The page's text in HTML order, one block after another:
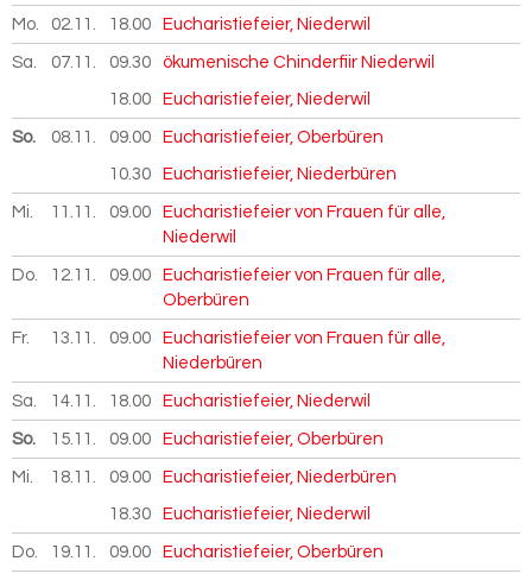
Mo. 02.11. 2026
18.00 Eucharistiefeier, Niederwil
Sa. 07.11. 2026
09.30 ökumenische Chinderfiir Niederwil
18.00 Eucharistiefeier, Niederwil
So. 08.11. 2026
09.00 Eucharistiefeier, Oberbüren
10.30 Eucharistiefeier, Niederbüren
Mi. 11.11. 2026
09.00
Eucharistiefeier von Frauen für alle,
Niederwil
Do. 12.11. 2026
09.00
Eucharistiefeier von Frauen für alle,
Oberbüren
Fr. 13.11. 2026
09.00
Eucharistiefeier von Frauen für alle,
Niederbüren
Sa. 14.11. 2026
18.00 Eucharistiefeier, Niederwil
So. 15.11. 2026
09.00 Eucharistiefeier, Oberbüren
Mi. 18.11. 2026
09.00 Eucharistiefeier, Niederbüren
18.30 Eucharistiefeier, Niederwil
Do. 19.11. 2026
09.00 Eucharistiefeier, Oberbüren